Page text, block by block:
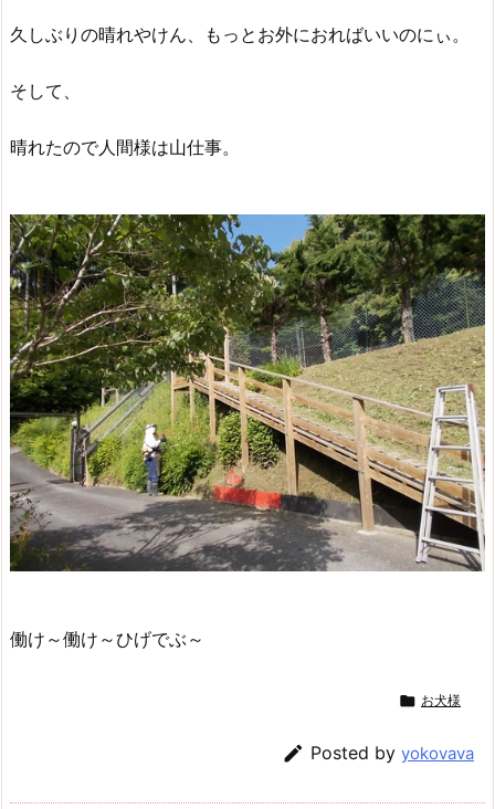
久しぶりの晴れやけん、もっとお外におればいいのにぃ。
そして、
晴れたので人間様は山仕事。
働け～働け～ひげでぶ～
 お犬様
 Posted by yokovava